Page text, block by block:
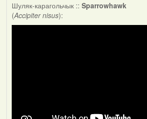
Шуляк-карагольчык :: Sparrowhawk
(Accipiter nisus):